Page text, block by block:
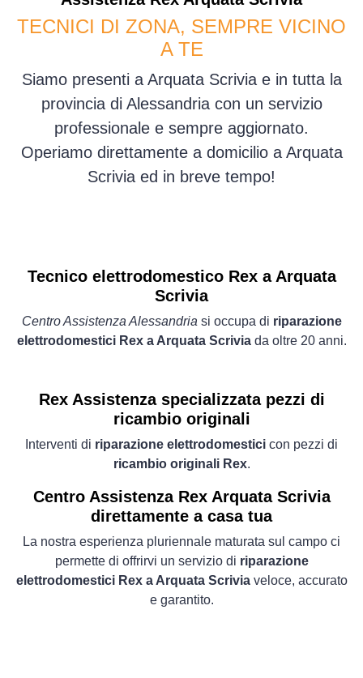
TECNICI DI ZONA, SEMPRE VICINO
A TE
Siamo presenti a Arquata Scrivia e in tutta la
provincia di Alessandria con un servizio
professionale e sempre aggiornato.
Operiamo direttamente a domicilio a Arquata
Scrivia ed in breve tempo!
Tecnico elettrodomestico Rex a Arquata
Scrivia
Centro Assistenza Alessandria si occupa di riparazione
elettrodomestici Rex a Arquata Scriviada oltre 20 anni.
Rex Assistenza specializzata pezzi di
ricambio originali
Interventi di riparazione elettrodomestici con pezzi di
ricambio originali Rex.
Centro Assistenza Rex Arquata Scrivia
direttamente a casa tua
La nostra esperienza pluriennale maturata sul campo ci
permette di offrirvi un servizio di riparazione
elettrodomestici Rex a Arquata Scriviaveloce, accurato
e garantito.